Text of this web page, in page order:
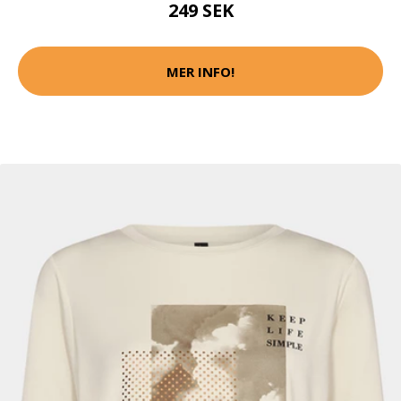
249 SEK
MER INFO!